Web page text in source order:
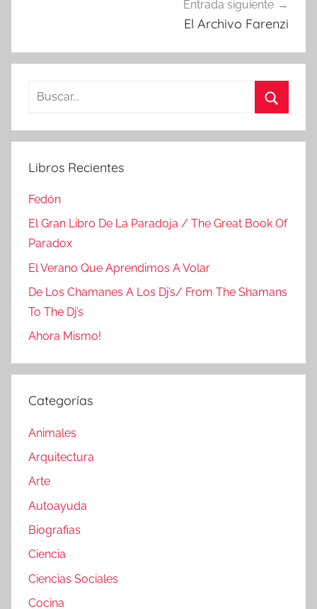
Entrada siguiente
El Archivo Farenzi
Buscar:
Libros Recientes
Fedón
El Gran Libro De La Paradoja / The Great Book Of
Paradox
El Verano Que Aprendimos A Volar
De Los Chamanes A Los Dj’s/ From The Shamans
To The Dj’s
Ahora Mismo!
Categorías
Animales
Arquitectura
Arte
Autoayuda
Biografias
Ciencia
Ciencias Sociales
Cocina